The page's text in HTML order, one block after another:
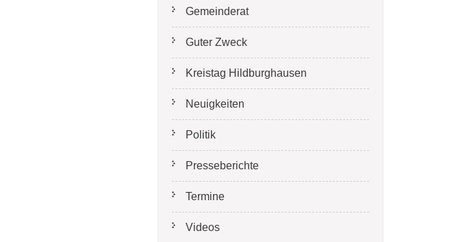
Gemeinderat
Guter Zweck
Kreistag Hildburghausen
Neuigkeiten
Politik
Presseberichte
Termine
Videos